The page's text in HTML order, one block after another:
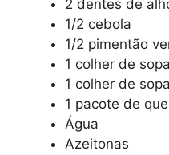
2 dentes de
1/2 cebola
1/2 pimentão
1 colher de
1 colher de
1 pacote de
Água
Azeitonas